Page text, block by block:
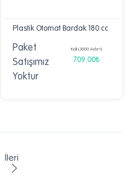
Plastik Otomat Bardak 180 cc
Paket
Satışımız
Yoktur
Koli (3000 Adet)
709.00₺
İleri